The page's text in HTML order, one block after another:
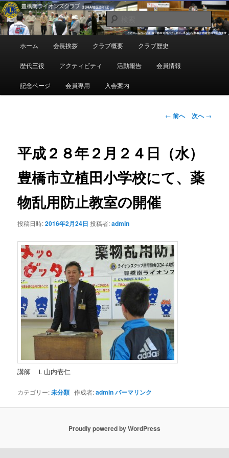
メ
イ
ン
コ
豊橋南ライオンズクラブ
地域奉仕ボランティア
検
索
ュ
ホーム 会長挨拶 クラブ概要 クラブ歴史
歴代三役 アクティビティ 活動報告 会員情報
記念ページ 会員専用 入会案内
投
ビ
ゲ
シ
← 前へ 次へ→
平成２８年２月２４日（水）
豊橋市立植田小学校にて、薬
物乱用防止教室の開催
投稿日時:2016年2月24日 投稿者:admin
講師 Ｌ山内壱仁
カテゴリー:未分類 作成者:adminパーマリンク
Proudly powered by WordPress